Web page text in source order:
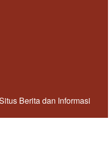
Berita dan Informasi